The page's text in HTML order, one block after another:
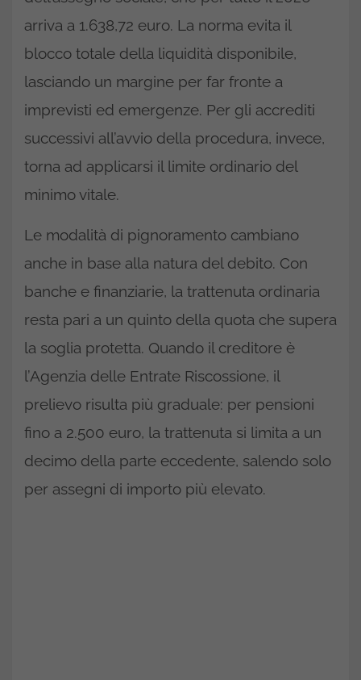
arriva a 1.638,72 euro. La norma evita il
blocco totale della liquidità disponibile,
lasciando un margine per far fronte a
imprevisti ed emergenze. Per gli accrediti
successivi all’avvio della procedura, invece,
torna ad applicarsi il limite ordinario del
minimo vitale.
Le modalità di pignoramento cambiano
anche in base alla natura del debito. Con
banche e finanziarie, la trattenuta ordinaria
resta pari a un quinto della quota che supera
la soglia protetta. Quando il creditore è
l’Agenzia delle Entrate Riscossione, il
prelievo risulta più graduale: per pensioni
fino a 2.500 euro, la trattenuta si limita a un
decimo della parte eccedente, salendo solo
per assegni di importo più elevato.